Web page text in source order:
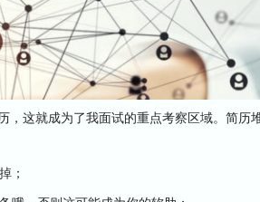
这就成为了我面试的重点考察区域。简历
；